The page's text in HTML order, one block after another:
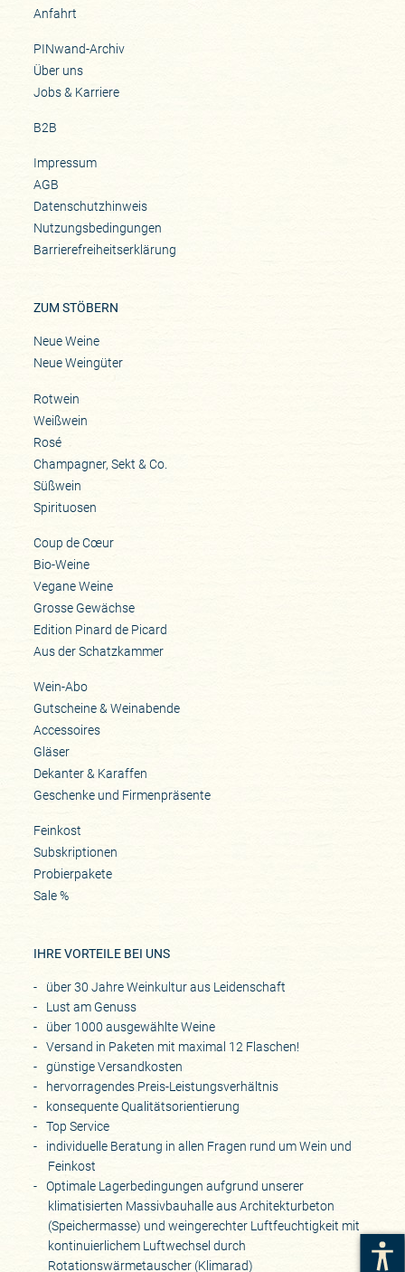
Anfahrt
PINwand-Archiv
Über uns
Jobs & Karriere
B2B
Impressum
AGB
Datenschutzhinweis
Nutzungsbedingungen
Barrierefreiheitserklärung
ZUM STÖBERN
Neue Weine
Neue Weingüter
Rotwein
Weißwein
Rosé
Champagner, Sekt & Co.
Süßwein
Spirituosen
Coup de Cœur
Bio-Weine
Vegane Weine
Grosse Gewächse
Edition Pinard de Picard
Aus der Schatzkammer
Wein-Abo
Gutscheine & Weinabende
Accessoires
Gläser
Dekanter & Karaffen
Geschenke und Firmenpräsente
Feinkost
Subskriptionen
Probierpakete
Sale %
IHRE VORTEILE BEI UNS
über 30 Jahre Weinkultur aus Leidenschaft
Lust am Genuss
über 1000 ausgewählte Weine
Versand in Paketen mit maximal 12 Flaschen!
günstige Versandkosten
hervorragendes Preis-Leistungsverhältnis
konsequente Qualitätsorientierung
Top Service
individuelle Beratung in allen Fragen rund um Wein und
Feinkost
Optimale Lagerbedingungen aufgrund unserer
klimatisierten Massivbauhalle aus Architekturbeton
(Speichermasse) und weingerechter Luftfeuchtigkeit mit
kontinuierlichem Luftwechsel durch
Rotationswärmetauscher (Klimarad)